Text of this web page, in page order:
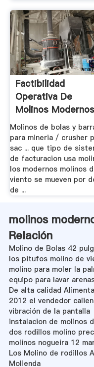
Factibilidad
Operativa De
Molinos Modernos
Molinos de bolas y
para mineria / crusher
sac ... que tipo de
de facturacion usa
los modernos molinos
viento se mueven por
de ...
molinos
Relación
Molino de Bolas 42
los pitufos molino de
molino para moler la
equipo para lavar
De alta calidad
2012 el vendedor
vibración de la pantalla
instalacion de molinos
dos rodillos molino
molinos nogueira 12
Los Molino de rodillos
Molienda